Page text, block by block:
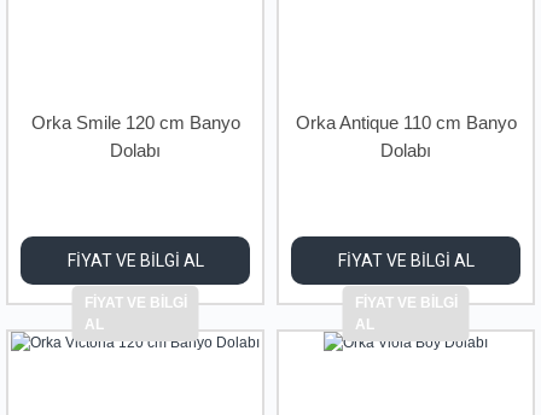
Orka Smile 120 cm Banyo
Dolabı
FİYAT VE BİLGİ AL
FİYAT VE BİLGİ
AL
Orka Antique 110 cm Banyo
Dolabı
FİYAT VE BİLGİ AL
FİYAT VE BİLGİ
AL